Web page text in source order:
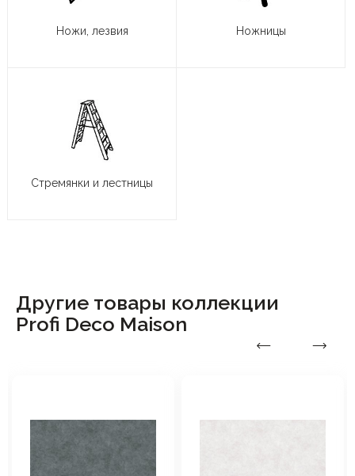
Ножи, лезвия Ножницы
Стремянки и лестницы
Другие товары коллекции
Profi Deco Maison